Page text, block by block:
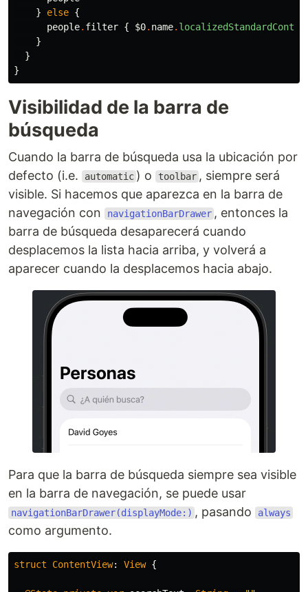
}
else {
people. filter { $0. name.
}
}
}
Visibilidad de la barra de
búsqueda
Cuando la barra de búsqueda usa la ubicación por
defecto (i.e.
automatic ) o toolbar , siempre será
visible. Si hacemos que aparezca en la barra de
navegación con
navigationBarDrawer , entonces la
barra de búsqueda desaparecerá cuando
desplacemos la lista hacia arriba, y volverá a
aparecer cuando la desplacemos hacia abajo.
Para que la barra de búsqueda siempre sea visible
en la barra de navegación, se puede usar
navigationBarDrawer(displayMode:) , pasando always
como argumento.
struct ContentView: View {